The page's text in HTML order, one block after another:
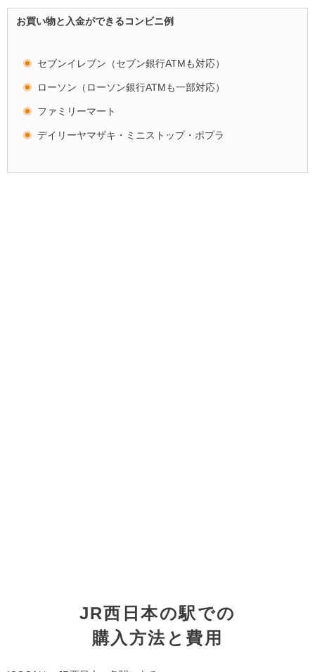
お買い物と入金ができるコンビニ例
セブンイレブン（セブン銀行ATMも対応）
ローソン（ローソン銀行ATMも一部対応）
ファミリーマート
デイリーヤマザキ・ミニストップ・ポプラ
JR西日本の駅での
購入方法と費用